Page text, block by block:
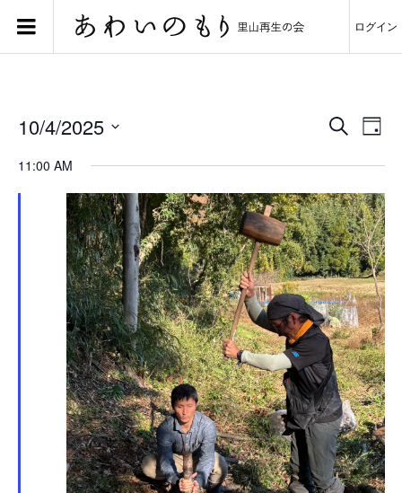
ログイン
イ
ベ
を
索
し
て
ナ
ビ
ゲ
ー
シ
ョ
ン
を
表
示
検
イ
ベ
ビ
ー
ナ
ビ
ゲ
ー
シ
ョ
ン
Day
10/4/2025
付
を
択
11:00 AM